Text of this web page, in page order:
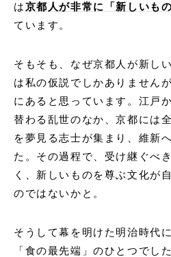
は京都人が非常に「新しいも
ています。
そもそも、なぜ京都人が新し
は私の仮説でしかありません
にあると思っています。江戸
替わる乱世のなか、京都には
を夢見る志士が集まり、維新
た。その過程で、受け継ぐべ
く、新しいものを尊ぶ文化が
のではないかと。
そうして幕を明けた明治時代
「食の最先端」のひとつでし